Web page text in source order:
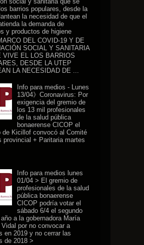
barrios populares, desde la
la necesidad de que el
la demanda de
y productos de higiene
DEL COVID-19 Y DE
SOCIAL Y SANITARIA
VIVE EL LOS BARRIOS
DESDE LA UTEP
LA NECESIDAD DE ...
Info para medios - Lunes
13/04》Coronavirus: Por
exigencia del gremio de
los 13 mil profesionales
de la salud pública
bonaerense CICOP el
de Kicillof convocó al Comité
provincial + Paritaria martes
Info para medios lunes
01/04 > El gremio de
profesionales de la salud
pública bonaerense
CICOP podría votar el
sábado 6/4 el segundo
a la gobernadora María
Vidal por no convocar a
en 2019 y no cerrar las
de 2018 >